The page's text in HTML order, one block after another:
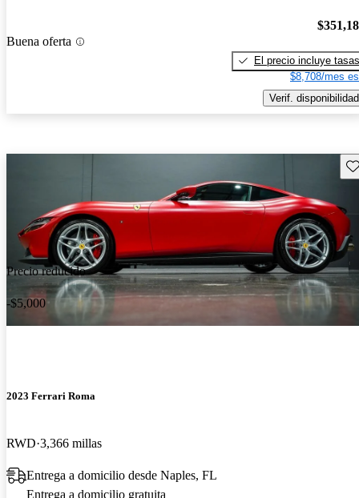
Buena oferta
El precio incluye tasas
$8,708/mes
Verif. disponibilidad
Precio reducido
-$5,000
2023 Ferrari Roma
RWD 3,366 millas
Entrega a domicilio desde Naples, FL
Entrega a domicilio gratuita